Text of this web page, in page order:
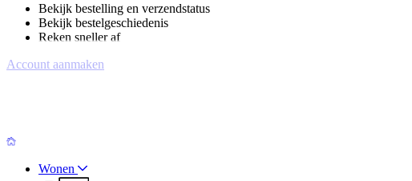
Bekijk bestelling en verzendstatus
Bekijk bestelgeschiedenis
Reken sneller af
Account aanmaken
Wonen